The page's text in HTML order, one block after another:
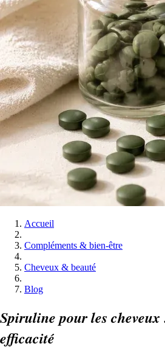
Accueil
Compléments & bien-être
Cheveux & beauté
Blog
Spiruline pour les
efficacité